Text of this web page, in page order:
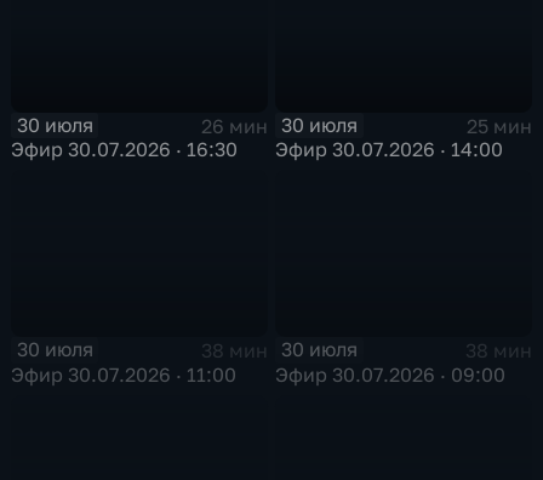
30 июля
26 мин
Эфир 30.07.2026 · 16:30
30 июля
25 мин
Эфир 30.07.2026 · 14:00
30 июля
38 мин
Эфир 30.07.2026 · 11:00
30 июля
38 мин
Эфир 30.07.2026 · 09:00